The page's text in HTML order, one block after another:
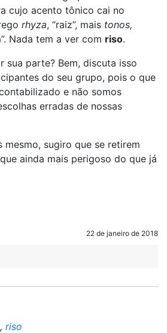
cujo acento tônico cai no
rhyza, “raiz”, mais tonos,
Nada tem a ver com riso.
sua parte? Bem, discuta isso
do seu grupo, pois o que
e não somos
erradas de nossas
mesmo, sugiro que se retirem
ainda mais perigoso do que já
22 de janeiro de 2018
, riso